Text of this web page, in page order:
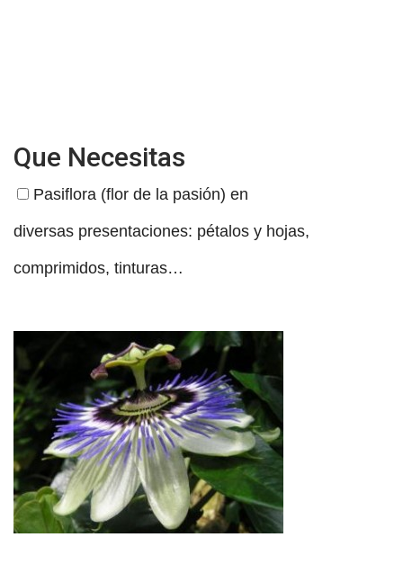
Que Necesitas
Pasiflora (flor de la pasión) en
diversas presentaciones: pétalos y hojas,
comprimidos, tinturas…